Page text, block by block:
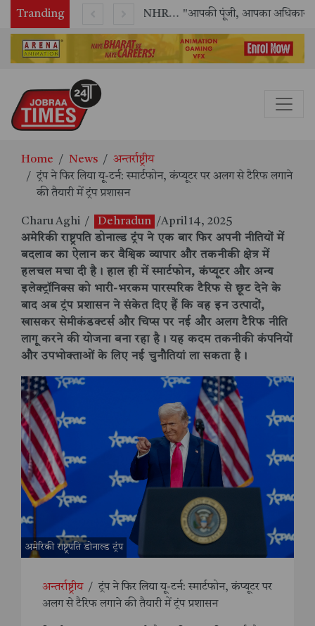
Tranding "आपकी पूंजी, आपका अधिकार" अभियान का भव्य शुभारंभ
Home News
अन्तर्राष्ट्रीय
ट्रंप ने फिर लिया यू-टर्न: स्मार्टफोन, कंप्यूटर पर अलग से टैरिफ लगाने
की तैयारी में ट्रंप प्रशासन
Charu Aghi / Dehradun /April 14, 2025
अमेरिकी राष्ट्रपति डोनाल्ड ट्रंप ने एक बार फिर अपनी नीतियों में
बदलाव का ऐलान कर वैश्विक व्यापार और तकनीकी क्षेत्र में
हलचल मचा दी है। हाल ही में स्मार्टफोन, कंप्यूटर और अन्य
इलेक्ट्रॉनिक्स को भारी-भरकम पारस्परिक टैरिफ से छूट देने के
बाद अब ट्रंप प्रशासन ने संकेत दिए हैं कि वह इन उत्पादों,
खासकर सेमीकंडक्टर्स और चिप्स पर नई और अलग टैरिफ नीति
लागू करने की योजना बना रहा है। यह कदम तकनीकी कंपनियों
और उपभोक्ताओं के लिए नई चुनौतियां ला सकता है।
अमेरिकी राष्ट्रपति डोनाल्ड ट्रंप
अन्तर्राष्ट्रीय / ट्रंप ने फिर लिया यू-टर्न: स्मार्टफोन, कंप्यूटर पर
अलग से टैरिफ लगाने की तैयारी में ट्रंप प्रशासन